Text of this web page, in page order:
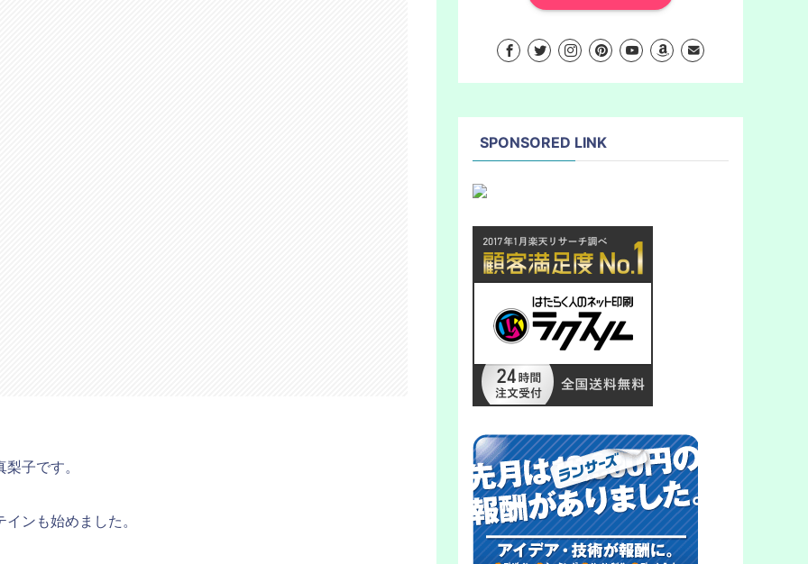
子です。
ンも始めました。
SPONSORED LINK